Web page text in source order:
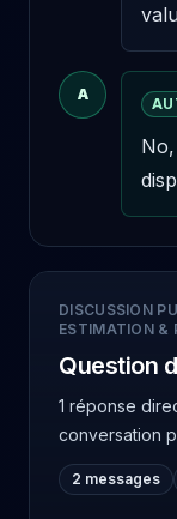
A
DISCUSSION
ESTIMATION &
Question
1 réponse
conversation
2 messages